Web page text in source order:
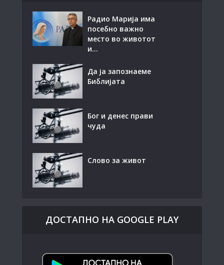
Радио Марија има
посебно важно
место во животот
и...
Да ја запознаеме
Библијата
Бог и денес прави
чуда
Слово за живот
ДОСТАПНО НА GOOGLE PLAY